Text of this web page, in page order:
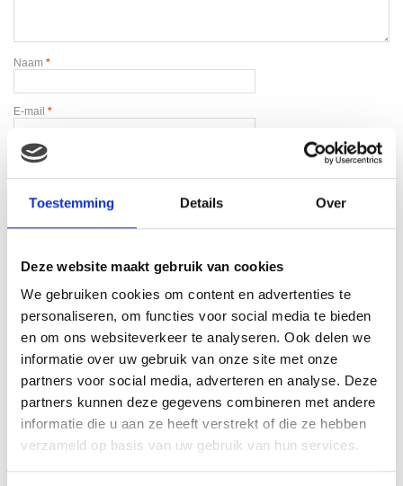
Toestemming Details Over
Deze website maakt gebruik van cookies
We gebruiken cookies om content en advertenties te
personaliseren, om functies voor social media te bieden
en om ons websiteverkeer te analyseren. Ook delen we
informatie over uw gebruik van onze site met onze
partners voor social media, adverteren en analyse. Deze
partners kunnen deze gegevens combineren met andere
informatie die u aan ze heeft verstrekt of die ze hebben
verzameld op basis van uw gebruik van hun services.
Naam *
E-mail *
Gerelateerde producten